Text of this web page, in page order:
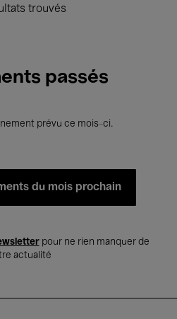
trouvés
passés
prévu ce mois-ci.
du mois prochain
pour ne rien manquer de
actualité